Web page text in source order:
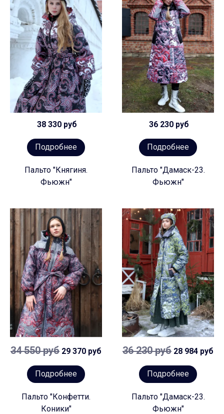
38 330 руб
Подробнее
Пальто "Княгиня.
Фьюжн"
36 230 руб
Подробнее
Пальто "Дамаск-23.
Фьюжн"
34 550 руб 29 370 руб
Подробнее
Пальто "Конфетти.
Коники"
36 230 руб 28 984 руб
Подробнее
Пальто "Дамаск-23.
Фьюжн"